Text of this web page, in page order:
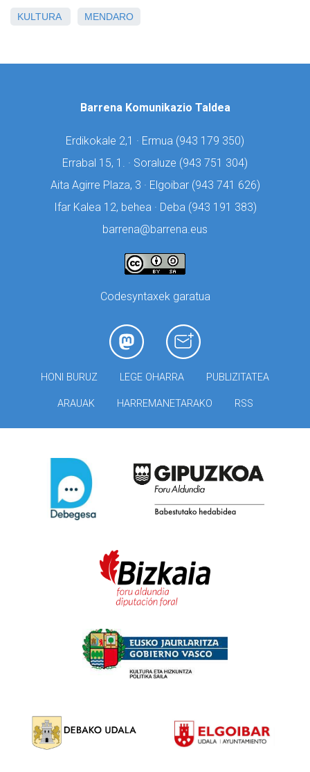
KULTURA MENDARO
Barrena Komunikazio Taldea
Erdikokale 2,1 · Ermua (943 179 350)
Errabal 15, 1. · Soraluze (943 751 304)
Aita Agirre Plaza, 3 · Elgoibar (943 741 626)
Ifar Kalea 12, behea · Deba (943 191 383)
barrena@barrena.eus
Codesyntaxek garatua
HONI BURUZ LEGE OHARRA PUBLIZITATEA
ARAUAK HARREMANETARAKO RSS